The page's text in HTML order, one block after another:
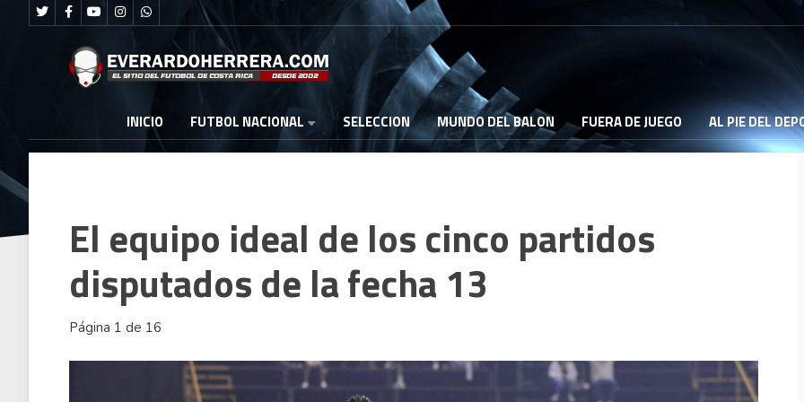
INICIO FUTBOL NACIONAL SELECCION MUNDO DEL BALON FUERA DE JUEGO AL PIE DEL
El equipo ideal de los cinco partidos
disputados de la fecha 13
Página 1 de 16